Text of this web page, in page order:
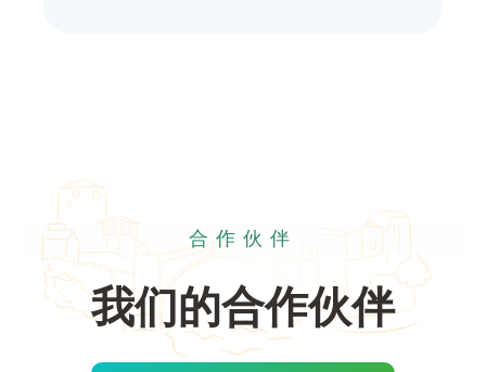
合作伙伴
我们的合作伙伴